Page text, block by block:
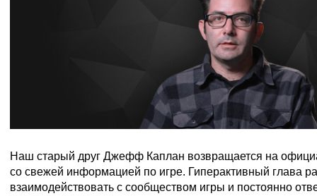
Наш старый друг Джефф Каплан возвращается на
со свежей информацией по игре. Гиперактивный глава
взаимодействовать с сообществом игры и постоянно